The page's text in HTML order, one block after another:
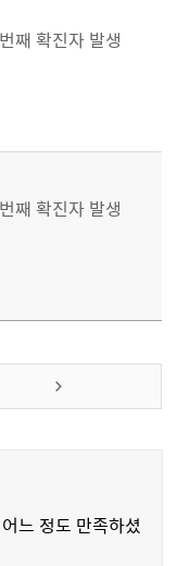
확진자 발생
확진자 발생
느 정도 만족하셨